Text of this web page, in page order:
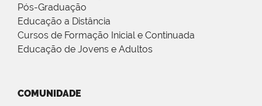
Pós-Graduação
Educação a Distância
Cursos de Formação Inicial e Continuada
Educação de Jovens e Adultos
COMUNIDADE